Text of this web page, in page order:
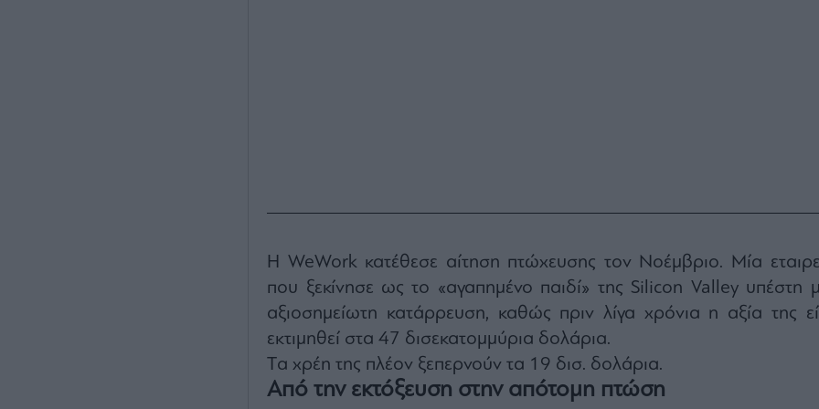
Η WeWork κατέθεσε αίτηση πτώχευσης τον Νοέμβριο. Μία
που ξεκίνησε ως το «αγαπημένο παιδί» της Silicon Valley υπέστη
αξιοσημείωτη κατάρρευση, καθώς πριν λίγα χρόνια η αξία της
εκτιμηθεί στα 47 δισεκατομμύρια δολάρια.
Tα χρέη της πλέον ξεπερνούν τα 19 δισ. δολάρια.
Από την εκτόξευση στην απότομη πτώση